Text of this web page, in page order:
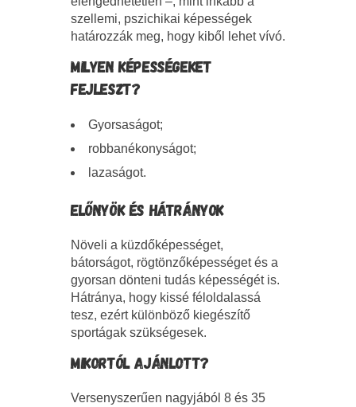
szellemi, pszichikai képességek
határozzák meg, hogy kiből lehet vívó.
MILYEN KÉPESSÉGEKET
FEJLESZT?
Gyorsaságot;
robbanékonyságot;
lazaságot.
ELŐNYÖK ÉS HÁTRÁNYOK
Növeli a küzdőképességet,
bátorságot, rögtönzőképességet és a
gyorsan dönteni tudás képességét is.
Hátránya, hogy kissé féloldalassá
tesz, ezért különböző kiegészítő
sportágak szükségesek.
MIKORTÓL AJÁNLOTT?
Versenyszerűen nagyjából 8 és 35